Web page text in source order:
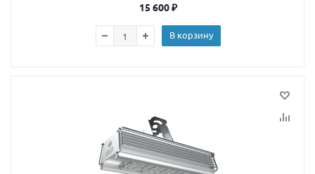
15 600₽
В корзину